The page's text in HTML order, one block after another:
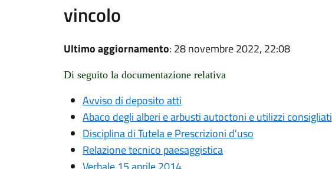
vincolo
Ultimo aggiornamento: 28 novembre 2022, 22:08
Di seguito la documentazione relativa
Avviso di deposito atti
Abaco degli alberi e arbusti autoctoni e utilizzi consigliati
Disciplina di Tutela e Prescrizioni d'uso
Relazione tecnico paesaggistica